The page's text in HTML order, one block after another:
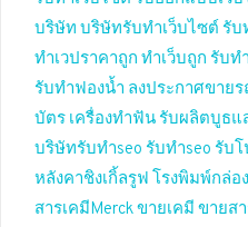
บริษัท บริษัทรับทำเว็บไซต์ รับ
ทำเวปราคาถูก ทำเว็บถูก รับท
รับทำฟองน้ำ ลงประกาศขาย
บัตร เครื่องทำฟัน รับผลิตบูธแ
บริษัทรับทำseo รับทำseo รับโ
หลังคาชิงเกิ้ลรูฟ โรงพิมพ์กล่อ
สารเคมีMerckขายเคมี ขายส